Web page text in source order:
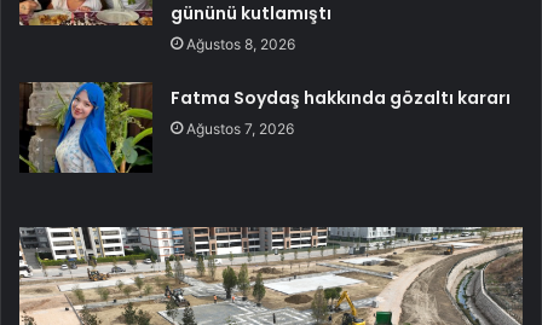
gününü kutlamıştı
Ağustos 8, 2026
Fatma Soydaş hakkında gözaltı kararı
Ağustos 7, 2026